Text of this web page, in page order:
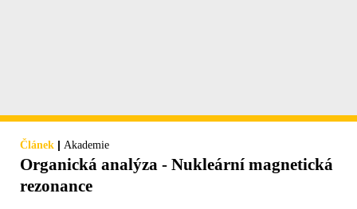
Článek | Akademie
Organická analýza - Nukleární magnetická
rezonance